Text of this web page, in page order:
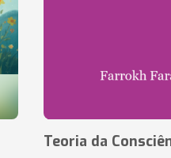
Teoria da